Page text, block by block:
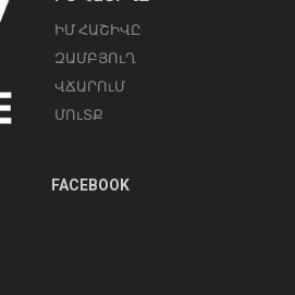
ԻՄ ՀԱՇԻՎԸ
ԶԱՄԲՅՈւՂ
ՎՃԱՐՈւՄ
ՄՈւՏՔ
FACEBOOK